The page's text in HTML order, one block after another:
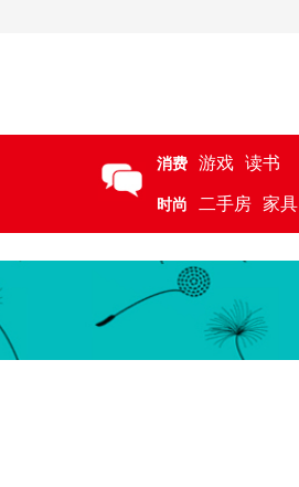
消费 游戏 读书
时尚 二手房 家具